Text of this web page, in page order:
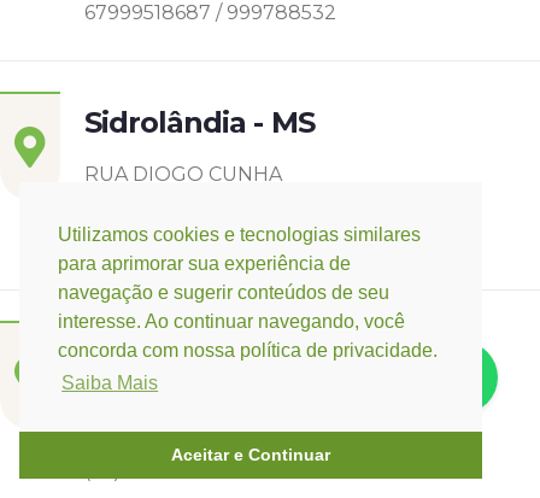
Utilizamos cookies e tecnologias similares
para aprimorar sua experiência de
navegação e sugerir conteúdos de seu
interesse. Ao continuar navegando, você
concorda com nossa política de privacidade.
Saiba Mais
Aceitar e Continuar
67999518687 / 999788532
Sidrolândia - MS
RUA DIOGO CUNHA
6799142-8006
Três Lagoas - MS
Centro